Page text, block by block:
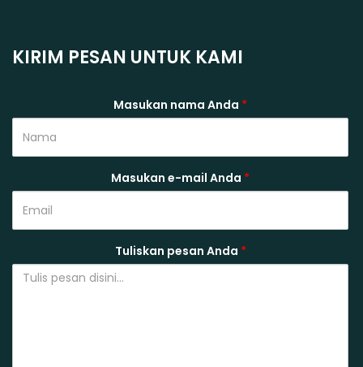
KIRIM PESAN UNTUK KAMI
Masukan nama Anda *
Masukan e-mail Anda *
Tuliskan pesan Anda *